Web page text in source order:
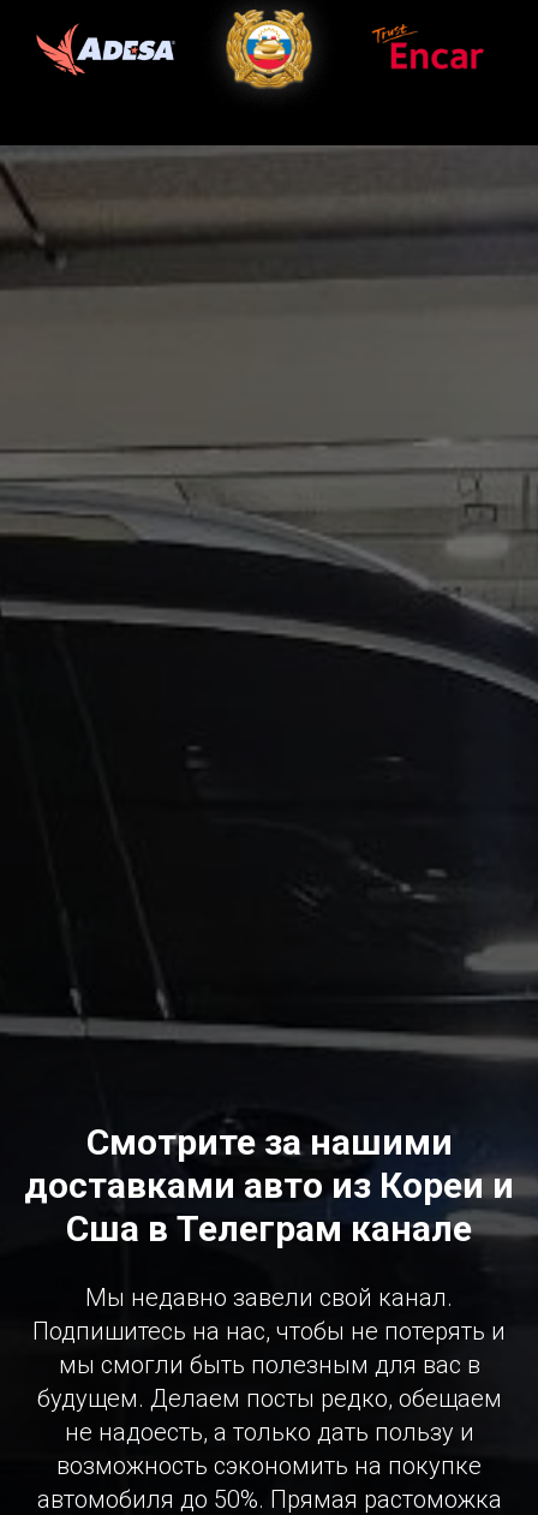
Смотрите за нашими
доставками авто из Кореи и
Сша в Телеграм канале
Мы недавно завели свой канал.
Подпишитесь на нас, чтобы не потерять и
мы смогли быть полезным для вас в
будущем. Делаем посты редко, обещаем
не надоесть, а только дать пользу и
возможность сэкономить на покупке
автомобиля до 50%. Прямая растоможка